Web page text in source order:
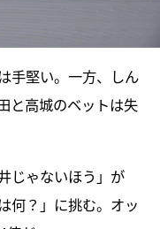
手堅い。一方、しん
と高城のベットは失
じゃないほう」が
何？」に挑む。オッ